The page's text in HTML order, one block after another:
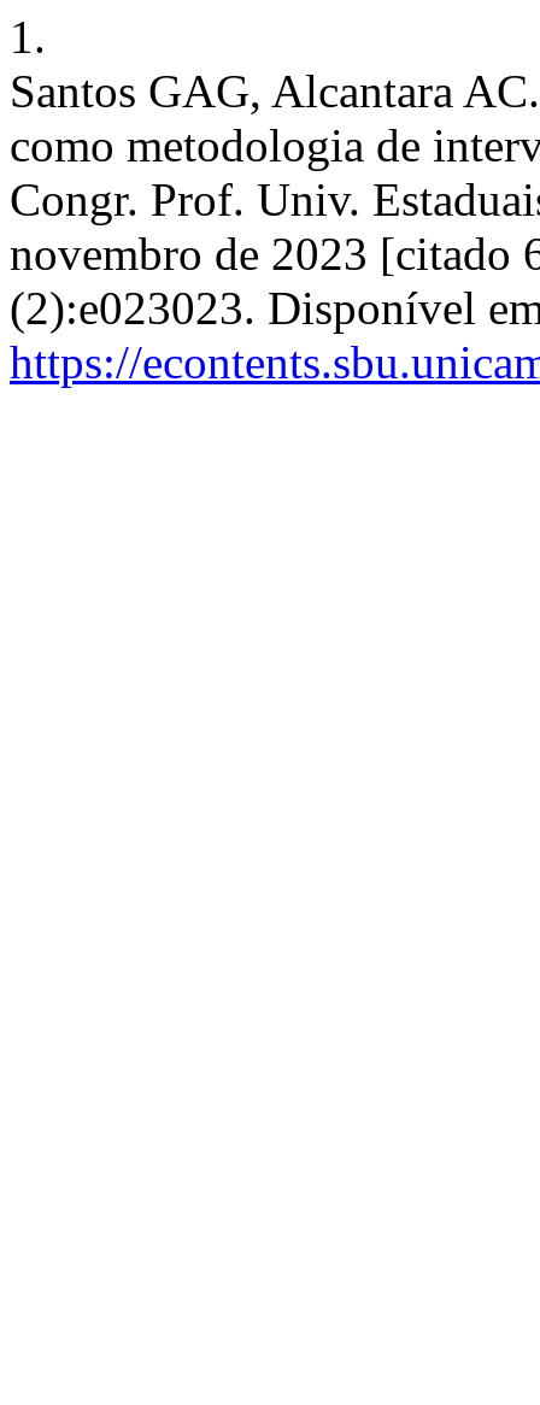
1.
Santos GAG, Alcantara
como metodologia de
Congr. Prof. Univ.
novembro de 2023 [citado
(2):e023023. Disponível
https://